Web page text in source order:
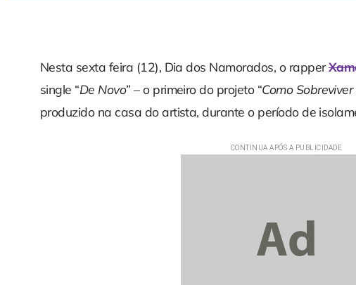
Nesta sexta feira (12), Dia dos Namorados, o rapper
single “De Novo” – o primeiro do projeto “Como
produzido na casa do artista, durante o período de